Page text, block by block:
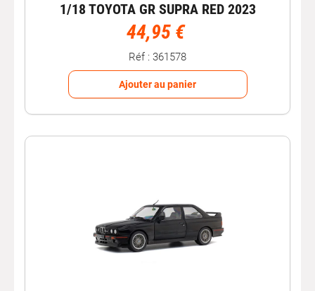
1/18 TOYOTA GR SUPRA RED 2023
44,95 €
Réf : 361578
Ajouter au panier